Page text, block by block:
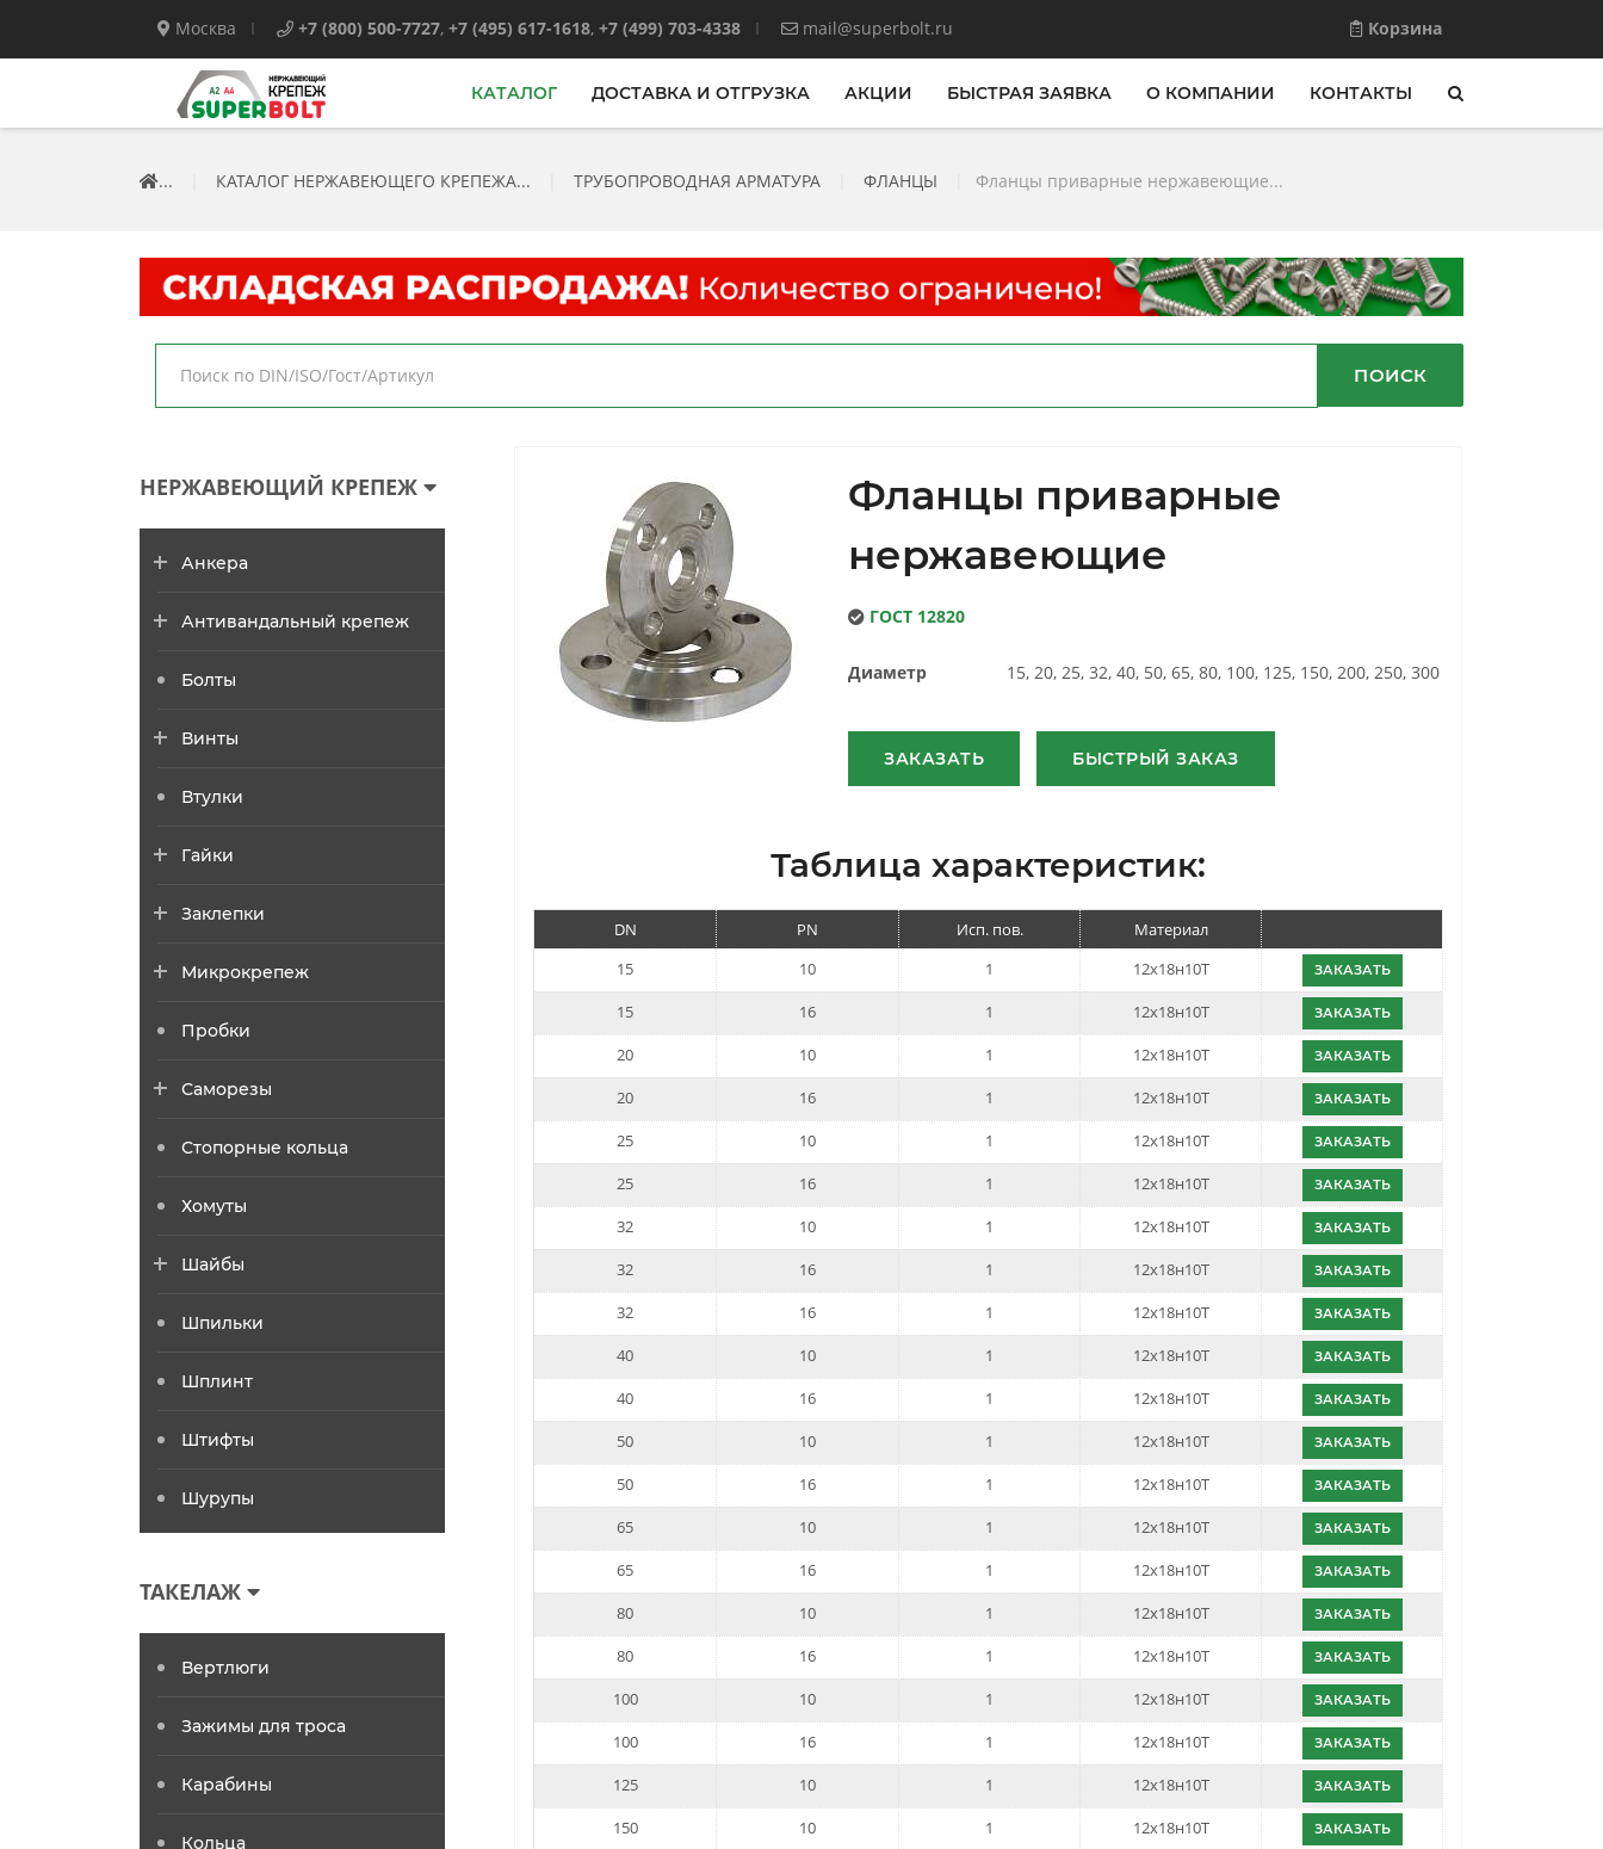
Москва +7 (800) 500-7727, +7 (495) 617-1618, +7 (499) 703-4338 mail@superbolt.ru Корзина
КАТАЛОГ ДОСТАВКА И ОТГРУЗКА АКЦИИ БЫСТРАЯ ЗАЯВКА О КОМПАНИИ КОНТАКТЫ
... КАТАЛОГ НЕРЖАВЕЮЩЕГО КРЕПЕЖА... ТРУБОПРОВОДНАЯ АРМАТУРА ФЛАНЦЫ Фланцы приварные нержавеющие...
ПОИСК
Фланцы приварные
нержавеющие
ГОСТ 12820
Диаметр 15, 20, 25, 32, 40, 50, 65, 80, 100, 125, 150, 200, 250, 300
ЗАКАЗАТЬ БЫСТРЫЙ ЗАКАЗ
Таблица характеристик:
DN PN Исп. пов.
Материал
15
10 1 12х18н10Т ЗАКАЗАТЬ
15 16 1 12х18н10Т ЗАКАЗАТЬ
20 10 1 12х18н10Т ЗАКАЗАТЬ
20 16 1 12х18н10Т ЗАКАЗАТЬ
25 10 1 12х18н10Т ЗАКАЗАТЬ
25 16 1 12х18н10Т ЗАКАЗАТЬ
32 10 1 12х18н10Т ЗАКАЗАТЬ
32 16 1 12х18н10Т ЗАКАЗАТЬ
32 16 1 12х18н10Т ЗАКАЗАТЬ
40 10 1 12х18н10Т ЗАКАЗАТЬ
40 16 1 12х18н10Т ЗАКАЗАТЬ
50 10 1 12х18н10Т ЗАКАЗАТЬ
50 16 1 12х18н10Т ЗАКАЗАТЬ
65 10 1 12х18н10Т ЗАКАЗАТЬ
65 16 1 12х18н10Т ЗАКАЗАТЬ
80 10 1 12х18н10Т ЗАКАЗАТЬ
80 16 1 12х18н10Т ЗАКАЗАТЬ
100 10 1 12х18н10Т ЗАКАЗАТЬ
100 16 1 12х18н10Т ЗАКАЗАТЬ
125 10 1 12х18н10Т ЗАКАЗАТЬ
150 10 1 12х18н10Т ЗАКАЗАТЬ
НЕРЖАВЕЮЩИЙ КРЕПЕЖ
Анкера
Антивандальный крепеж
Болты
Винты
Втулки
Гайки
Заклепки
Микрокрепеж
Пробки
Саморезы
Стопорные кольца
Хомуты
Шайбы
Шпильки
Шплинт
Штифты
Шурупы
ТАКЕЛАЖ
Вертлюги
Зажимы для троса
Карабины
Кольца